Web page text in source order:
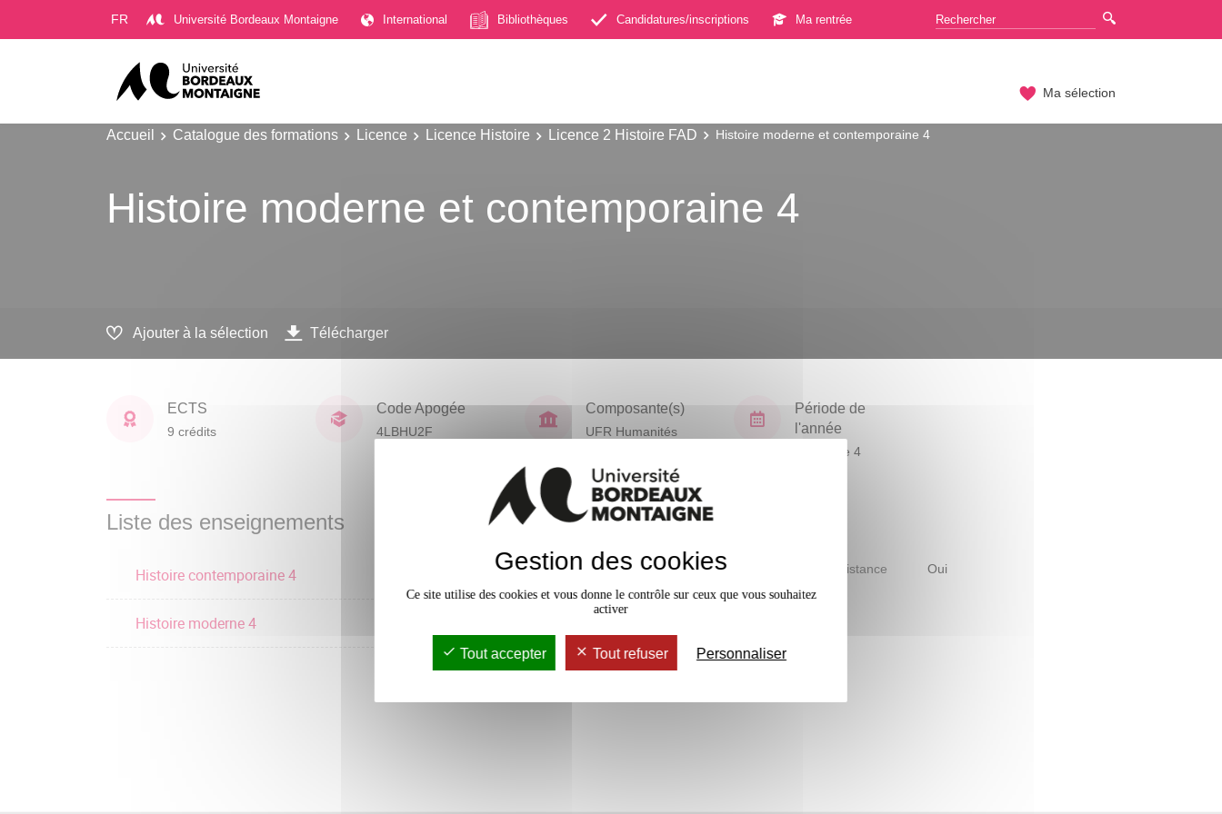
FR Université Bordeaux Montaigne International Bibliothèques Candidatures/inscriptions Ma rentrée
Ma sélection
Accueil Catalogue des formations Licence Licence Histoire Licence 2 Histoire FAD Histoire moderne et contemporaine 4
Histoire moderne et contemporaine 4
Ajouter à la sélection Télécharger
ECTS
9 crédits
Code Apogée
4LBHU2F
Composante(s)
UFR Humanités
Période de
l'année
Semestre 4
Liste des enseignements
Histoire contemporaine 4
Histoire moderne 4
Accessible à distance Oui
Gestion des cookies
Ce site utilise des cookies et vous donne le contrôle sur ceux que vous souhaitez
activer
Tout accepter Tout refuser Personnaliser